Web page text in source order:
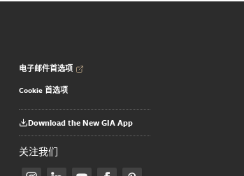
电子邮件首选项
Cookie 首选项
Download the New GIA App
关注我们